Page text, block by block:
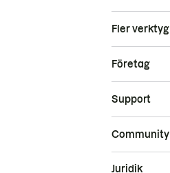
Fler verktyg
Företag
Support
Community
Juridik